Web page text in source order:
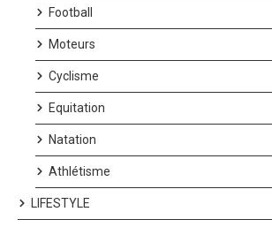
Football
Moteurs
Cyclisme
Equitation
Natation
Athlétisme
LIFESTYLE